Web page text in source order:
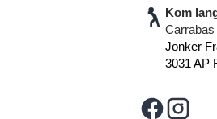
Kom
Jonker
3031 AP